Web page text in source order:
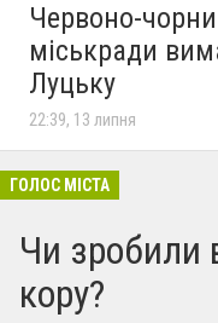
Червоно-
міськради
Луцьку
22:39, 13 липня
ГОЛОС МІСТА
Чи зробили
кору?